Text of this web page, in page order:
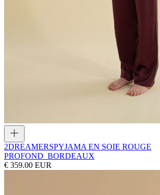
2DREAMERSPYJAMA EN SOIE ROUGE
PROFOND_BORDEAUX
€ 359.00 EUR